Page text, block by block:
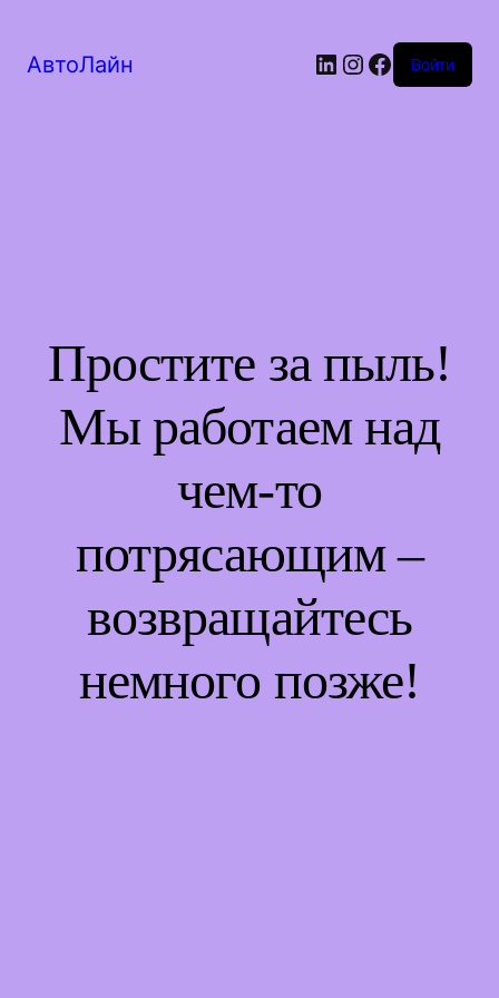
АвтоЛайн LinkedIn
Instagram
Facebook
Войти
Простите за пыль!
Мы работаем над
чем-то
потрясающим –
возвращайтесь
немного позже!